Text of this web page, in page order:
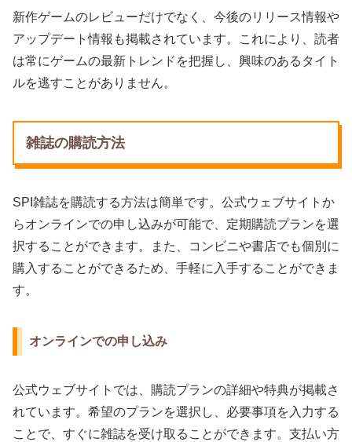
新作ゲームのレビューだけでなく、今後のリリース情報や
アップデート情報も掲載されています。これにより、読者
は常にゲームの最新トレンドを把握し、興味のあるタイト
ルを逃すことがありません。
雑誌の購読方法
SPI雑誌を購読する方法は簡単です。公式ウェブサイトか
らオンラインでの申し込みが可能で、定期購読プランを選
択することができます。また、コンビニや書店でも個別に
購入することができるため、手軽に入手することができま
す。
オンラインでの申し込み
公式ウェブサイトでは、購読プランの詳細や特典が掲載さ
れています。希望のプランを選択し、必要事項を入力する
ことで、すぐに雑誌を受け取ることができます。支払い方